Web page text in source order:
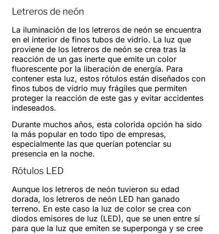
Letreros de neón
La iluminación de los letreros de neón se encuentra
en el interior de finos tubos de vidrio. La luz que
proviene de los letreros de neón se crea tras la
reacción de un gas inerte que emite un color
fluorescente por la liberación de energía. Para
contener esta luz, estos rótulos están diseñados con
finos tubos de vidrio muy frágiles que permiten
proteger la reacción de este gas y evitar accidentes
indeseados.
Durante muchos años, esta colorida opción ha sido
la más popular en todo tipo de empresas,
especialmente las que querían potenciar su
presencia en la noche.
Rótulos LED
Aunque los letreros de neón tuvieron su edad
dorada, los letreros de neón LED han ganado
terreno. En este caso la luz de color se crea con
diodos emisores de luz (LED), que se unen entre sí
para que la luz que emiten se superponga y se cree